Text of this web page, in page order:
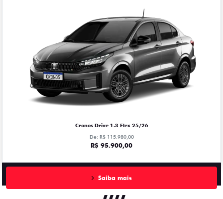
Cronos Drive 1.3 Flex 25/26
De: R$ 115.980,00
R$ 95.900,00
Saiba mais